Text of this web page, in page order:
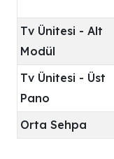
Tv Ünitesi - Alt
Modül
Tv Ünitesi - Üst
Pano
Orta Sehpa